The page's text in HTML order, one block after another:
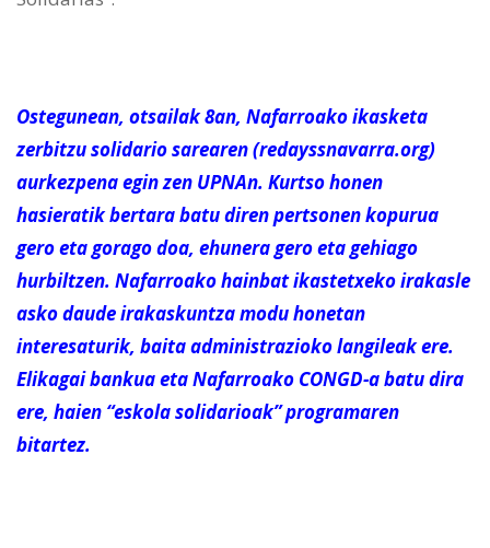
Ostegunean, otsailak 8an, Nafarroako ikasketa
zerbitzu solidario sarearen (redayssnavarra.org)
aurkezpena egin zen UPNAn. Kurtso honen
hasieratik bertara batu diren pertsonen kopurua
gero eta gorago doa, ehunera gero eta gehiago
hurbiltzen. Nafarroako hainbat ikastetxeko irakasle
asko daude irakaskuntza modu honetan
interesaturik, baita administrazioko langileak ere.
Elikagai bankua eta Nafarroako CONGD-a batu dira
ere, haien “eskola solidarioak” programaren
bitartez.